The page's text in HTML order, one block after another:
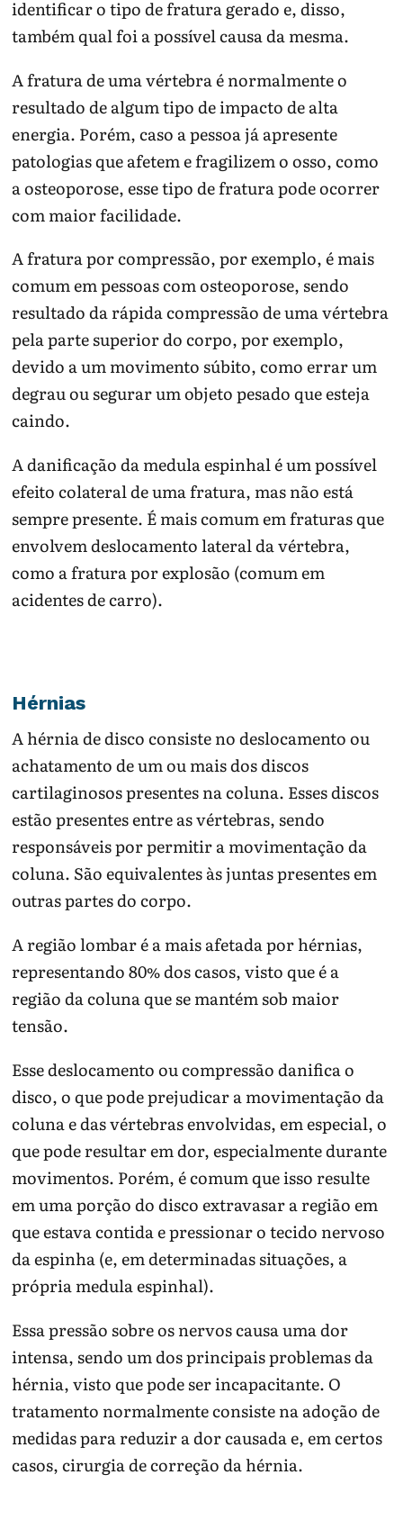
identificar o tipo de fratura gerado e, disso,
também qual foi a possível causa da mesma.
A fratura de uma vértebra é normalmente o
resultado de algum tipo de impacto de alta
energia. Porém, caso a pessoa já apresente
patologias que afetem e fragilizem o osso, como
a osteoporose, esse tipo de fratura pode ocorrer
com maior facilidade.
A fratura por compressão, por exemplo, é mais
comum em pessoas com osteoporose, sendo
resultado da rápida compressão de uma vértebra
pela parte superior do corpo, por exemplo,
devido a um movimento súbito, como errar um
degrau ou segurar um objeto pesado que esteja
caindo.
A danificação da medula espinhal é um possível
efeito colateral de uma fratura, mas não está
sempre presente. É mais comum em fraturas que
envolvem deslocamento lateral da vértebra,
como a fratura por explosão (comum em
acidentes de carro).
Hérnias
A hérnia de disco consiste no deslocamento ou
achatamento de um ou mais dos discos
cartilaginosos presentes na coluna. Esses discos
estão presentes entre as vértebras, sendo
responsáveis por permitir a movimentação da
coluna. São equivalentes às juntas presentes em
outras partes do corpo.
A região lombar é a mais afetada por hérnias,
representando 80% dos casos, visto que é a
região da coluna que se mantém sob maior
tensão.
Esse deslocamento ou compressão danifica o
disco, o que pode prejudicar a movimentação da
coluna e das vértebras envolvidas, em especial, o
que pode resultar em dor, especialmente durante
movimentos. Porém, é comum que isso resulte
em uma porção do disco extravasar a região em
que estava contida e pressionar o tecido nervoso
da espinha (e, em determinadas situações, a
própria medula espinhal).
Essa pressão sobre os nervos causa uma dor
intensa, sendo um dos principais problemas da
hérnia, visto que pode ser incapacitante. O
tratamento normalmente consiste na adoção de
medidas para reduzir a dor causada e, em certos
casos, cirurgia de correção da hérnia.